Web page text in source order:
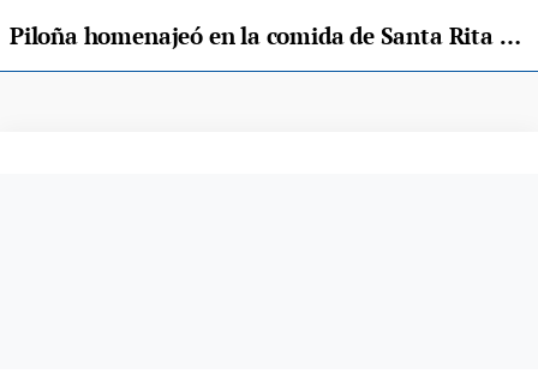
Piloña homenajeó en la comida de Santa Rita a cuatro trabajadores jubilados en el último año